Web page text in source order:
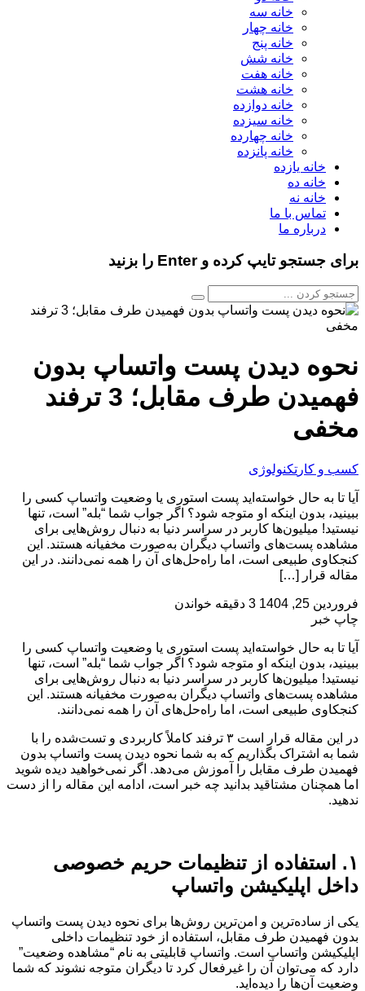
خانه سه
خانه چهار
خانه پنج
خانه شش
خانه هفت
خانه هشت
خانه دوازده
خانه سیزده
خانه چهارده
خانه پانزده
خانه یازده
خانه ده
خانه نه
تماس با ما
درباره ما
برای جستجو تایپ کرده و Enter را بزنید
نحوه دیدن پست واتساپ بدون
فهمیدن طرف مقابل؛ 3 ترفند
مخفی
کسب و کار تکنولوژی
آیا تا به حال خواسته‌اید پست استوری یا وضعیت واتساپ کسی را
ببینید، بدون اینکه او متوجه شود؟ اگر جواب شما “بله” است، تنها
نیستید! میلیون‌ها کاربر در سراسر دنیا به دنبال روش‌هایی برای
مشاهده پست‌های واتساپ دیگران به‌صورت مخفیانه هستند. این
کنجکاوی طبیعی است، اما راه‌حل‌های آن را همه نمی‌دانند. در این
مقاله قرار […]
فروردین 25, 1404
3 دقیقه خواندن
چاپ خبر
آیا تا به حال خواسته‌اید پست استوری یا وضعیت واتساپ کسی را
ببینید، بدون اینکه او متوجه شود؟ اگر جواب شما “بله” است، تنها
نیستید! میلیون‌ها کاربر در سراسر دنیا به دنبال روش‌هایی برای
مشاهده پست‌های واتساپ دیگران به‌صورت مخفیانه هستند. این
کنجکاوی طبیعی است، اما راه‌حل‌های آن را همه نمی‌دانند.
در این مقاله قرار است ۳ ترفند کاملاً کاربردی و تست‌شده را با
شما به اشتراک بگذاریم که به شما نحوه دیدن پست واتساپ بدون
فهمیدن طرف مقابل را آموزش می‌دهد. اگر نمی‌خواهید دیده شوید
اما همچنان مشتاقید بدانید چه خبر است، ادامه این مقاله را از دست
ندهید.
۱. استفاده از تنظیمات حریم خصوصی
داخل اپلیکیشن واتساپ
یکی از ساده‌ترین و امن‌ترین روش‌ها برای نحوه دیدن پست واتساپ
بدون فهمیدن طرف مقابل، استفاده از خود تنظیمات داخلی
اپلیکیشن واتساپ است. واتساپ قابلیتی به نام “مشاهده وضعیت”
دارد که می‌توان آن را غیرفعال کرد تا دیگران متوجه نشوند که شما
وضعیت آن‌ها را دیده‌اید.